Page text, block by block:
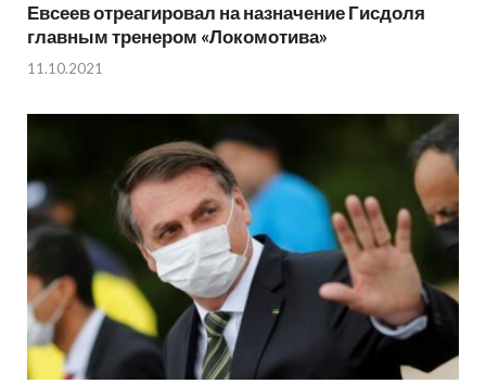
Евсеев отреагировал на назначение Гисдоля
главным тренером «Локомотива»
11.10.2021